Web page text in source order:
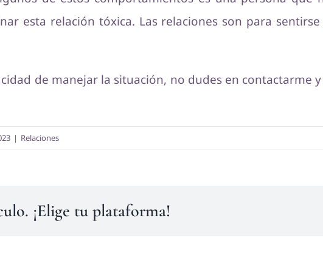
esta relación tóxica. Las relaciones son para
de manejar la situación, no dudes en contactarme
| Relaciones
¡Elige tu plataforma!